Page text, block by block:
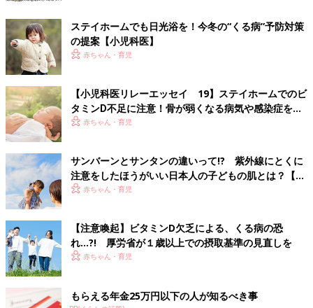
ステイホームでも日光浴を！今冬の“くる病”予防対策
の提案【小児科医】
赤ちゃん・育児
【小児科医リレーエッセイ 19】ステイホームでのビ
タミンⅮ不足に注意！骨が弱くなる病気や感染症を親
子で予防しよう
赤ちゃん・育児
サンバーンとサンタンの違いって!? 紫外線にとくに
注意をしたほうがいい日本人の子どもの肌とは？【専
門家】
赤ちゃん・育児
【注意喚起】ビタミンD欠乏による、くる病の恐
れ…?! 厚労省が１歳以上での摂取基準の見直しを
赤ちゃん・育児
もらえる年金25万円以下の人が知るべき事